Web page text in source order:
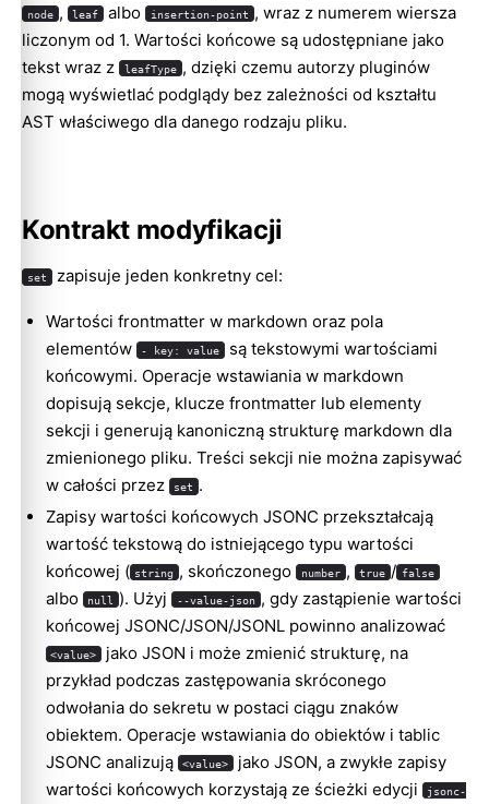
node , leaf albo insertion-point , wraz z numerem wiersza
liczonym od 1. Wartości końcowe są udostępniane jako
tekst wraz z
leafType , dzięki czemu autorzy pluginów
mogą wyświetlać podglądy bez zależności od kształtu
AST właściwego dla danego rodzaju pliku.
Kontrakt modyfikacji
set zapisuje jeden konkretny cel:
Wartości frontmatter w markdown oraz pola
elementów
- key: value
są tekstowymi wartościami
końcowymi. Operacje wstawiania w markdown
dopisują sekcje, klucze frontmatter lub elementy
sekcji i generują kanoniczną strukturę markdown dla
zmienionego pliku. Treści sekcji nie można zapisywać
w całości przez
set .
Zapisy wartości końcowych JSONC przekształcają
wartość tekstową do istniejącego typu wartości
końcowej ( string , skończonego number , true / false
albo null ). Użyj --value-json , gdy zastąpienie wartości
końcowej JSONC/JSON/JSONL powinno analizować
<value>
jako JSON i może zmienić strukturę, na
przykład podczas zastępowania skróconego
odwołania do sekretu w postaci ciągu znaków
obiektem. Operacje wstawiania do obiektów i tablic
JSONC analizują
<value>
jako JSON, a zwykłe zapisy
wartości końcowych korzystają ze ścieżki edycji
jsonc-